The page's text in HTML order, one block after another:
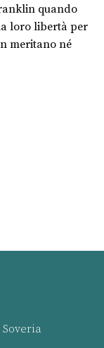
quando
loro libertà per
meritano né